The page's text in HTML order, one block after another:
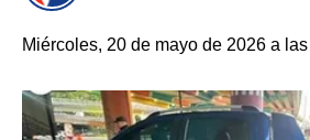
Miércoles, 20 de mayo de 2026 a